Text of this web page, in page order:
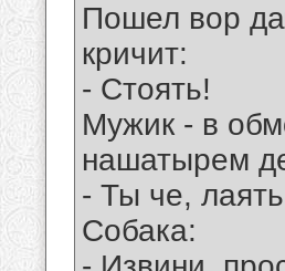
Пошел вор
кричит:
- Стоять!
Мужик - в
нашатырем
- Ты че,
Собака: